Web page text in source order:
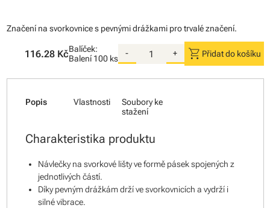
Značení na svorkovnice s pevnými drážkami pro trvalé značení.
116.28 KčBalíček:
Balení 100 ks
- + shopping_cart Přidat do košíku
Popis Vlastnosti
Soubory ke
stažení
Charakteristika produktu
Návlečky na svorkové lišty ve formě pásek spojených z
jednotlivých částí.
Díky pevným drážkám drží ve svorkovnicích a vydrží i
silné vibrace.